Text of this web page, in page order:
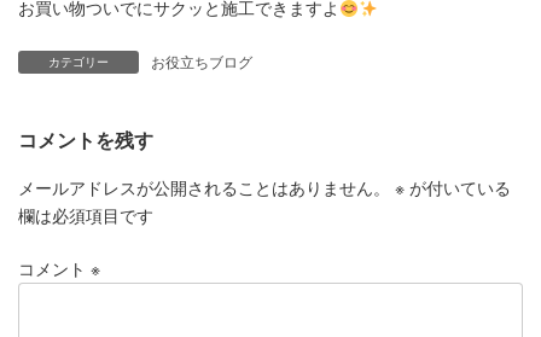
お買い物ついでにサクッと施工できますよ
カテゴリー お役立ちブログ
コメントを残す
メールアドレスが公開されることはありません。 ※ が付いている
欄は必須項目です
コメント ※